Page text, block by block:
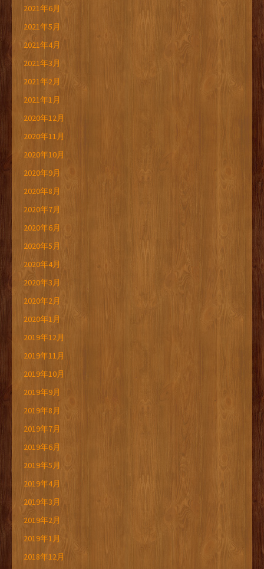
2021年6月
2021年5月
2021年4月
2021年3月
2021年2月
2021年1月
2020年12月
2020年11月
2020年10月
2020年9月
2020年8月
2020年7月
2020年6月
2020年5月
2020年4月
2020年3月
2020年2月
2020年1月
2019年12月
2019年11月
2019年10月
2019年9月
2019年8月
2019年7月
2019年6月
2019年5月
2019年4月
2019年3月
2019年2月
2019年1月
2018年12月